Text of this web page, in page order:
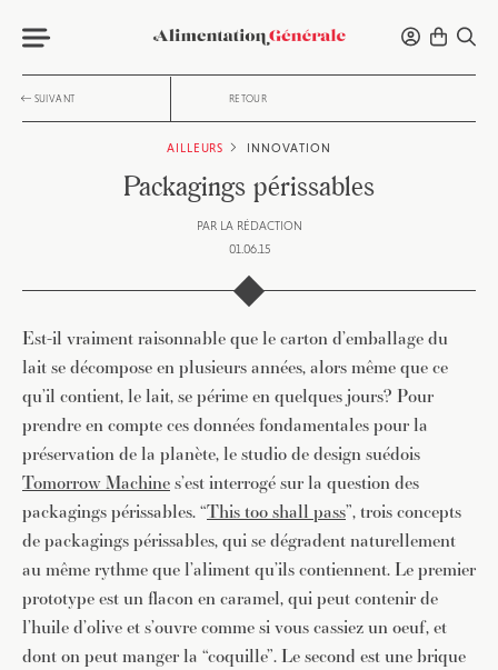
SUIVANT RETOUR
AILLEURS INNOVATION
Packagings périssables
PAR LA RÉDACTION
01.06.15
Est-il vraiment raisonnable que le carton d’emballage du
lait se décompose en plusieurs années, alors même que ce
qu’il contient, le lait, se périme en quelques jours? Pour
prendre en compte ces données fondamentales pour la
préservation de la planète, le studio de design suédois
Tomorrow Machines’est interrogé sur la question des
packagings périssables. “This too shall pass”, trois concepts
de packagings périssables, qui se dégradent naturellement
au même rythme que l’aliment qu’ils contiennent. Le premier
prototype est un flacon en caramel, qui peut contenir de
l’huile d’olive et s’ouvre comme si vous cassiez un oeuf, et
dont on peut manger la “coquille”. Le second est une brique